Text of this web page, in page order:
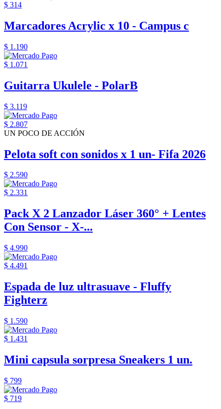
$ 314
Marcadores Acrylic x 10 - Campus c
$ 1.190
$ 1.071
Guitarra Ukulele - PolarB
$ 3.119
$ 2.807
UN POCO DE ACCIÓN
Pelota soft con sonidos x 1 un- Fifa 2026
$ 2.590
$ 2.331
Pack X 2 Lanzador Láser 360° + Lentes
Con Sensor - X-...
$ 4.990
$ 4.491
Espada de luz ultrasuave - Fluffy
Fighterz
$ 1.590
$ 1.431
Mini capsula sorpresa Sneakers 1 un.
$ 799
$ 719